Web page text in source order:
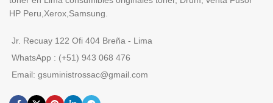
HP Peru,Xerox,Samsung.
Jr. Recuay 122 Ofi 404 Breña - Lima
WhatsApp : (+51) 943 068 476
Email: gsuministrossac@gmail.com